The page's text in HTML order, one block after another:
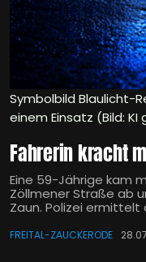
Symbolbild Blaulicht-
einem Einsatz (Bild:
Fahrerin kracht
Eine 59-Jährige kam
Zöllmener Straße ab
Zaun. Polizei ermittelt
FREITAL-ZAUCKERODE